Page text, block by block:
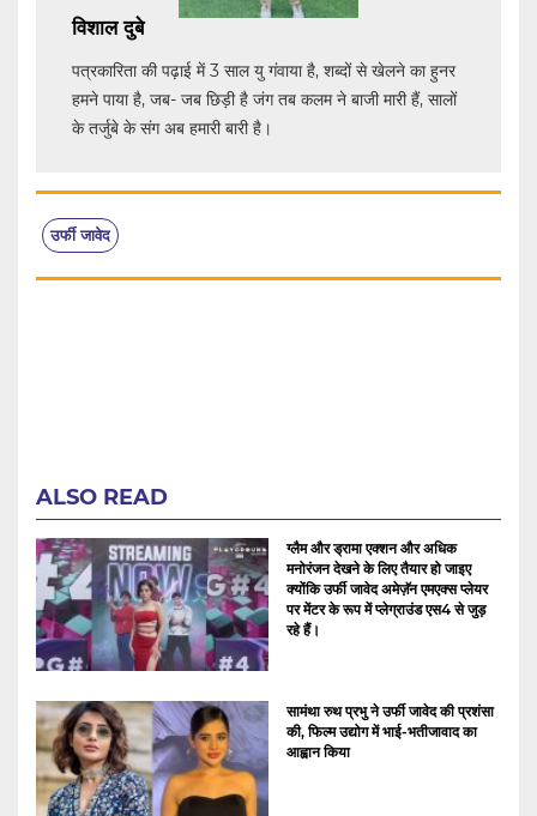
विशाल दुबे
पत्रकारिता की पढ़ाई में 3 साल यु गंवाया है, शब्दों से खेलने का हुनर
हमने पाया है, जब- जब छिड़ी है जंग तब कलम ने बाजी मारी हैं, सालों
के तर्जुबे के संग अब हमारी बारी है।
उर्फी जावेद
ALSO READ
ग्लैम और ड्रामा एक्शन और अधिक
मनोरंजन देखने के लिए तैयार हो जाइए
क्योंकि उर्फी जावेद अमेज़ॅन एमएक्स प्लेयर
पर मेंटर के रूप में प्लेग्राउंड एस4 से जुड़
रहे हैं।
सामंथा रुथ प्रभु ने उर्फी जावेद की प्रशंसा
की, फिल्म उद्योग में भाई-भतीजावाद का
आह्वान किया